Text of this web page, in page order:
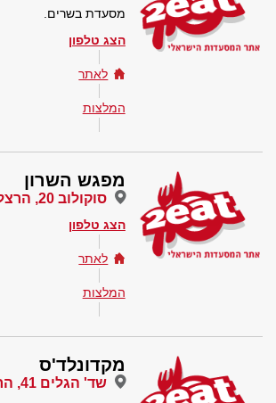
מסעדת בשרים.
הצג טלפון
לאתר
המלצות
מפגש השרון
סוקולוב 20, הרצליה
הצג טלפון
לאתר
המלצות
מקדונלד'ס
שד' הגלים 41, הרצליה